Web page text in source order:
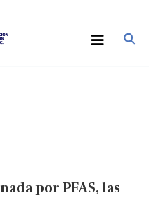
por PFAS, las